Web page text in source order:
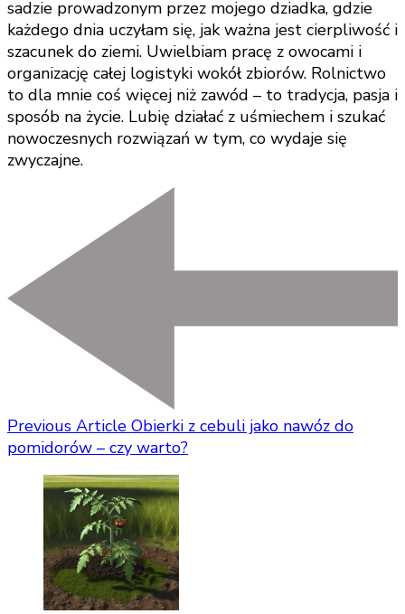
sadzie prowadzonym przez mojego dziadka, gdzie
każdego dnia uczyłam się, jak ważna jest cierpliwość i
szacunek do ziemi. Uwielbiam pracę z owocami i
organizację całej logistyki wokół zbiorów. Rolnictwo
to dla mnie coś więcej niż zawód – to tradycja, pasja i
sposób na życie. Lubię działać z uśmiechem i szukać
nowoczesnych rozwiązań w tym, co wydaje się
zwyczajne.
Previous Article Obierki z cebuli jako nawóz do
pomidorów – czy warto?